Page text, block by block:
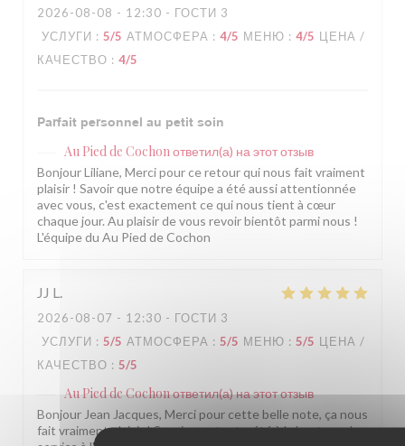
2026-08-08 - 12:30 - ГОСТИ 3
УСЛУГИ : 5/5 АТМОСФЕРА : 4/5 МЕНЮ : 4/5 ЦЕНА /
КАЧЕСТВО : 4/5
Parfait personnel au petit soin
Au Pied de Cochonответил(а) на этот отзыв
Bonjour Liliane, Merci pour ce retour qui nous fait vraiment
plaisir ! Savoir que notre équipe a été aussi attentionnée
avec vous, c'est exactement ce qui nous tient à cœur
chaque jour. Au plaisir de vous revoir bientôt parmi nous !
L'équipe du Au Pied de Cochon
JJ L
2026-08-07 - 12:30 - ГОСТИ 3
УСЛУГИ : 5/5 АТМОСФЕРА : 5/5 МЕНЮ : 5/5 ЦЕНА /
КАЧЕСТВО : 5/5
Au Pied de Cochonответил(а) на этот отзыв
Bonjour Jean Jacques, Merci pour cette belle note, ça nous
fait vraiment plaisir ! Savoir que tout a été à la hauteur, du